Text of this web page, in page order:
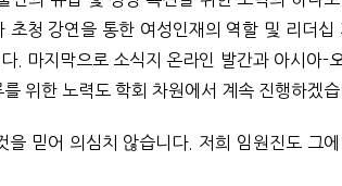
청 강연을 통한 여성인재의 역할 및 리더십
. 마지막으로 소식지 온라인 발간과 아시아-
한 노력도 학회 차원에서 계속 진행하겠습
믿어 의심치 않습니다. 저희 임원진도 그에